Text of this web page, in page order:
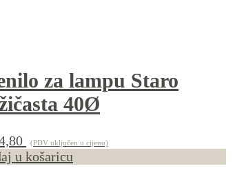
za lampu Staro
40Ø
(PDV uključen u cijenu)
u košaricu